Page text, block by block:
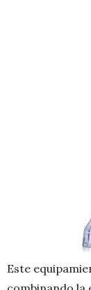
Este